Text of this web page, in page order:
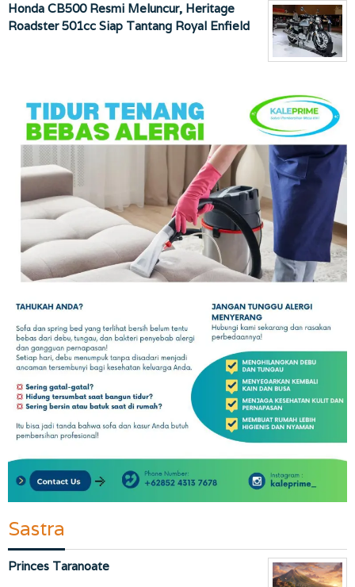
Honda CB500 Resmi Meluncur, Heritage
Roadster 501cc Siap Tantang Royal Enfield
Sastra
Princes Taranoate